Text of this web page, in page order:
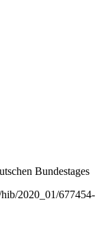
Bundestages
2020_01/677454-